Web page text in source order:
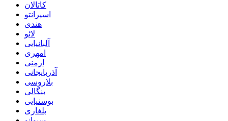
کاتالان
اسپرانتو
هندی
لائو
آلبانیایی
امهری
ارمنی
آذربایجانی
بلاروسی
بنگالی
بوسنیایی
بلغاری